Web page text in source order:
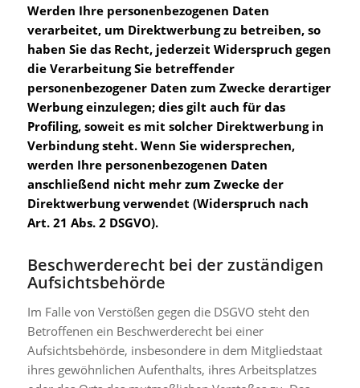
Werden Ihre personenbezogenen Daten
verarbeitet, um Direktwerbung zu betreiben, so
haben Sie das Recht, jederzeit Widerspruch gegen
die Verarbeitung Sie betreffender
personenbezogener Daten zum Zwecke derartiger
Werbung einzulegen; dies gilt auch für das
Profiling, soweit es mit solcher Direktwerbung in
Verbindung steht. Wenn Sie widersprechen,
werden Ihre personenbezogenen Daten
anschließend nicht mehr zum Zwecke der
Direktwerbung verwendet (Widerspruch nach
Art. 21 Abs. 2 DSGVO).
Beschwerderecht bei der zuständigen
Aufsichtsbehörde
Im Falle von Verstößen gegen die DSGVO steht den
Betroffenen ein Beschwerderecht bei einer
Aufsichtsbehörde, insbesondere in dem Mitgliedstaat
ihres gewöhnlichen Aufenthalts, ihres Arbeitsplatzes